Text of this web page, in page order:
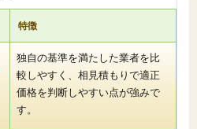
特徴
独自の基準を満たした業者を比
較しやすく、相見積もりで適正
価格を判断しやすい点が強みで
す。